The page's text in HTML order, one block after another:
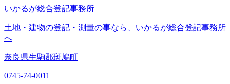
いかるが総合登記事務所
土地・建物の登記・測量の事なら、いかるが総合登記事務所
へ
奈良県生駒郡斑鳩町
0745-74-0011